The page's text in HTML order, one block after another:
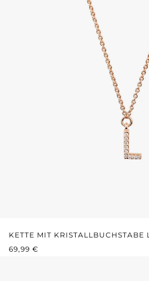
KETTE MIT KRISTALLBUCHSTABE L
REGULÄRER PREIS:
69,99 €